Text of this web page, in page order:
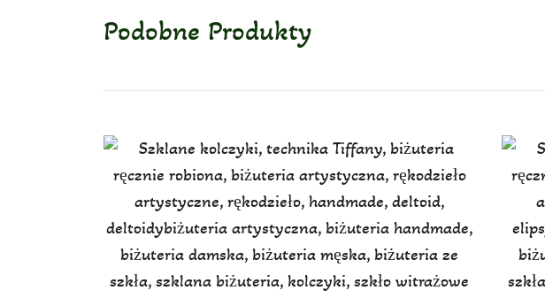
Podobne Produkty